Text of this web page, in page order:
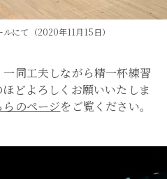
にて（2020年11月15日）
同工夫しながら精一杯練習
どよろしくお願いいたしま
らのページをご覧ください。